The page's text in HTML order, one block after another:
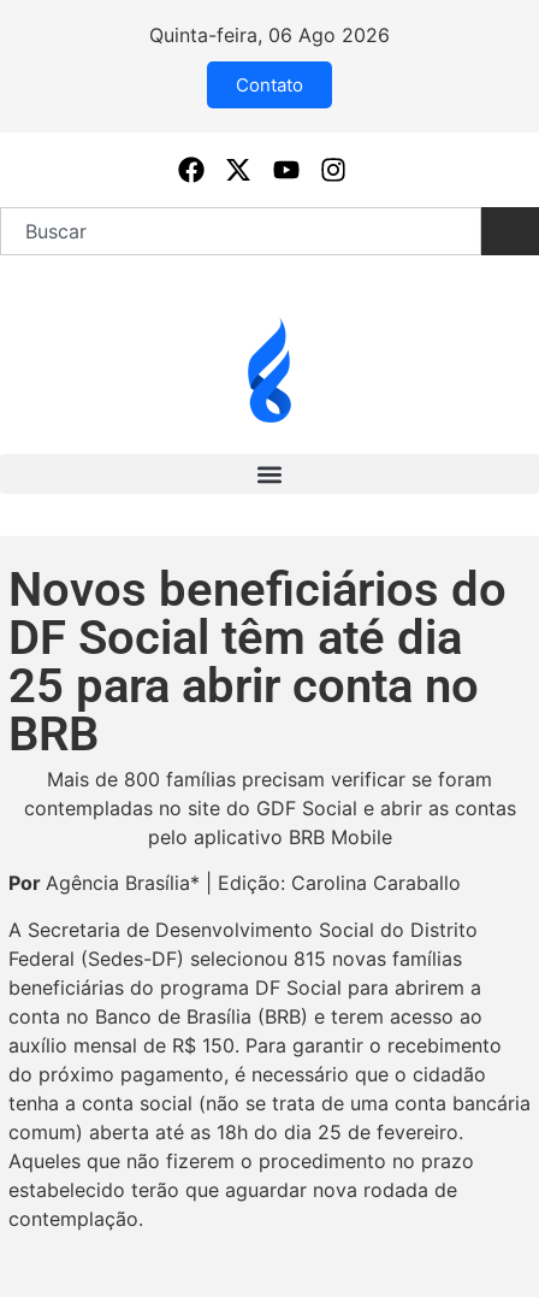
Quinta-feira, 06 Ago 2026
Contato
Novos beneficiários do
DF Social têm até dia
25 para abrir conta no
BRB
Mais de 800 famílias precisam verificar se foram
contempladas no site do GDF Social e abrir as contas
pelo aplicativo BRB Mobile
Por Agência Brasília* | Edição: Carolina Caraballo
A Secretaria de Desenvolvimento Social do Distrito
Federal (Sedes-DF) selecionou 815 novas famílias
beneficiárias do programa DF Social para abrirem a
conta no Banco de Brasília (BRB) e terem acesso ao
auxílio mensal de R$ 150. Para garantir o recebimento
do próximo pagamento, é necessário que o cidadão
tenha a conta social (não se trata de uma conta bancária
comum) aberta até as 18h do dia 25 de fevereiro.
Aqueles que não fizerem o procedimento no prazo
estabelecido terão que aguardar nova rodada de
contemplação.